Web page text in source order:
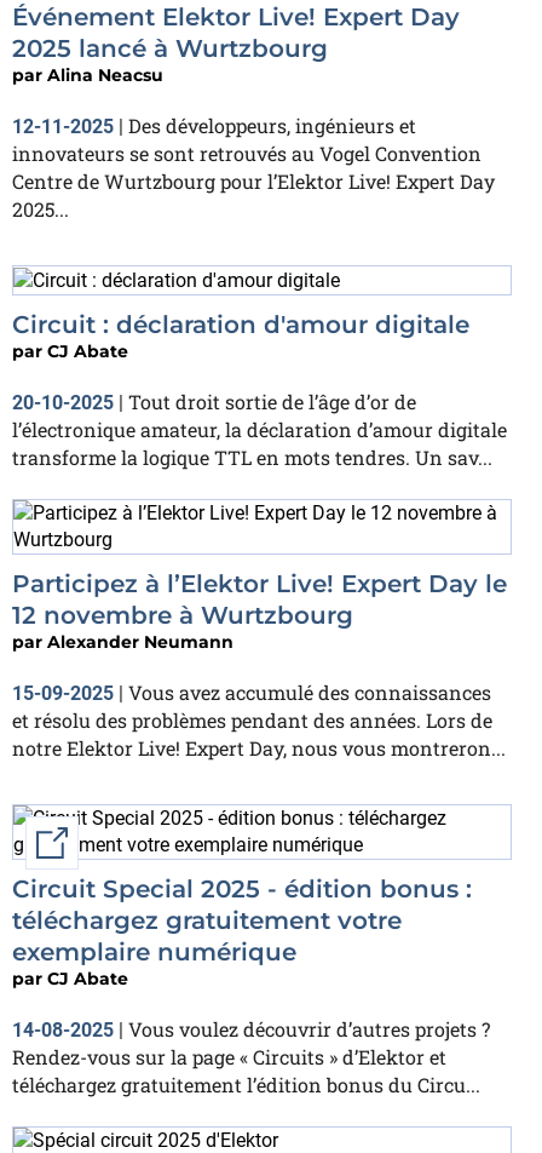
Événement Elektor Live! Expert Day
2025 lancé à Wurtzbourg
par Alina Neacsu
12-11-2025 | Des développeurs, ingénieurs et
innovateurs se sont retrouvés au Vogel Convention
Centre de Wurtzbourg pour l’Elektor Live! Expert Day
2025...
Circuit : déclaration d'amour digitale
par CJ Abate
20-10-2025 | Tout droit sortie de l’âge d’or de
l’électronique amateur, la déclaration d’amour digitale
transforme la logique TTL en mots tendres. Un sav...
Participez à l’Elektor Live! Expert Day le
12 novembre à Wurtzbourg
par Alexander Neumann
15-09-2025 | Vous avez accumulé des connaissances
et résolu des problèmes pendant des années. Lors de
notre Elektor Live! Expert Day, nous vous montreron...
External link
Circuit Special 2025 - édition bonus :
téléchargez gratuitement votre
exemplaire numérique
par CJ Abate
14-08-2025 | Vous voulez découvrir d’autres projets ?
Rendez-vous sur la page « Circuits » d’Elektor et
téléchargez gratuitement l’édition bonus du Circu...